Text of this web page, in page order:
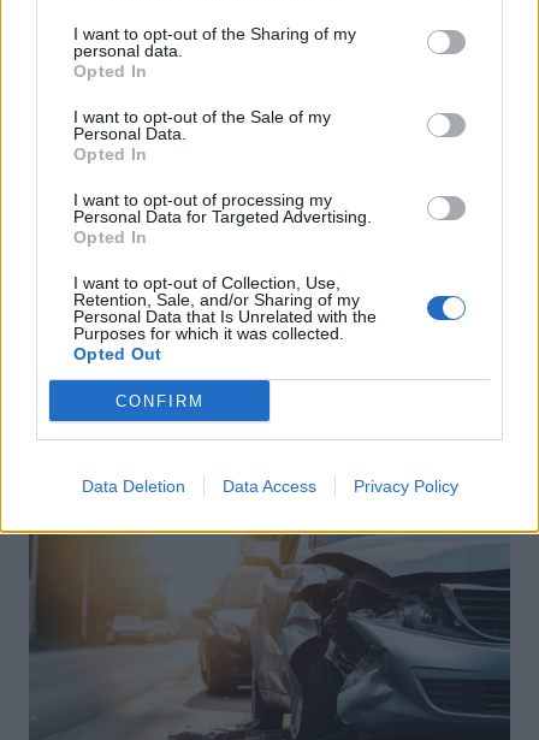
I want to opt-out of the Sharing of my
personal data.
Opted In
I want to opt-out of the Sale of my
Personal Data.
Opted In
I want to opt-out of processing my
Personal Data for Targeted Advertising.
Opted In
I want to opt-out of Collection, Use,
Retention, Sale, and/or Sharing of my
Personal Data that Is Unrelated with the
Purposes for which it was collected.
Opted Out
CONFIRM
Data Deletion Data Access Privacy Policy
Assurance Automobile
Réduisez votre assurance auto jeune
conducteur avec ces astuces
incontournables
Auto Pour Vous 16 juillet 2026 0